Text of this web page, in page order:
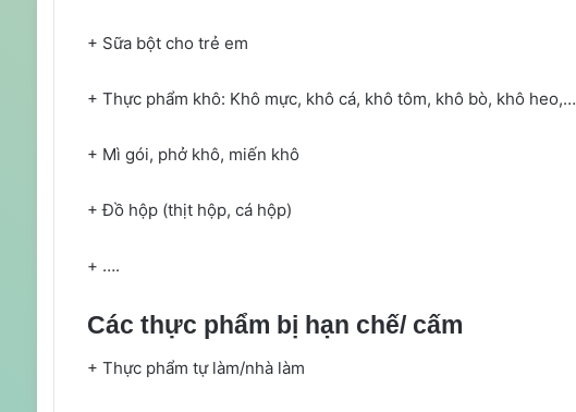
+ Sữa bột cho trẻ em
+ Thực phẩm khô: Khô mực, khô cá, khô tôm, khô bò, khô heo,…
+ Mì gói, phở khô, miến khô
+ Đồ hộp (thịt hộp, cá hộp)
+ ….
Các thực phẩm bị hạn chế/ cấm
+ Thực phẩm tự làm/nhà làm